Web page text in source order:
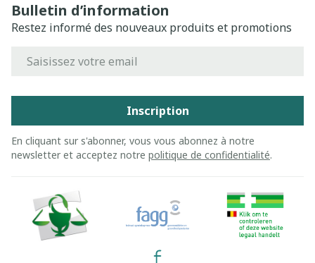
Bulletin d’information
Restez informé des nouveaux produits et promotions
Inscription
En cliquant sur s'abonner, vous vous abonnez à notre
newsletter et acceptez notre politique de confidentialité.